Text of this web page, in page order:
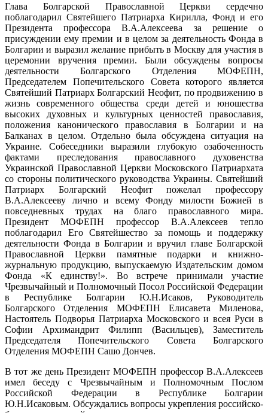
Глава Болгарской Православной Церкви сердечно
поблагодарил Святейшего Патриарха Кирилла, Фонд и его
Президента профессора В.А.Алексеева за решение о
присуждении ему премии и в целом за деятельность Фонда в
Болгарии и выразил желание прибыть в Москву для участия в
церемонии вручения премии. Были обсуждены вопросы
деятельности Болгарского Отделения МОФЕПН,
Председателем Попечительского Совета которого является
Святейший Патриарх Болгарский Неофит, по продвижению в
жизнь современного общества среди детей и юношества
высоких духовных и культурных ценностей православия,
положения канонического православия в Болгарии и на
Балканах в целом. Отдельно была обсуждена ситуация на
Украине. Собеседники выразили глубокую озабоченность
фактами преследования православного духовенства
Украинской Православной Церкви Московского Патриархата
со стороны политического руководства Украины. Святейший
Патриарх Болгарский Неофит пожелал профессору
В.А.Алексееву лично и всему Фонду милости Божией в
повседневных трудах на благо православного мира.
Президент МОФЕПН профессор В.А.Алексеев тепло
поблагодарил Его Святейшество за помощь и поддержку
деятельности Фонда в Болгарии и вручил главе Болгарской
Православной Церкви памятные подарки и книжно-
журнальную продукцию, выпускаемую Издательским домом
Фонда «К единству!». Во встрече принимали участие
Чрезвычайный и Полномочный Посол Российской Федерации
в Республике Болгарии Ю.Н.Исаков, Руководитель
Болгарского Отделения МОФЕПН Елисавета Миленова,
Настоятель Подворья Патриарха Московского и всея Руси в
Софии Архимандрит Филипп (Васильцев), Заместитель
Председателя Попечительского Совета Болгарского
Отделения МОФЕПН Сашо Дончев.
В тот же день Президент МОФЕПН профессор В.А.Алексеев
имел беседу с Чрезвычайным и Полномочным Послом
Российской Федерации в Республике Болгарии
Ю.Н.Исаковым. Обсуждались вопросы укрепления российско-